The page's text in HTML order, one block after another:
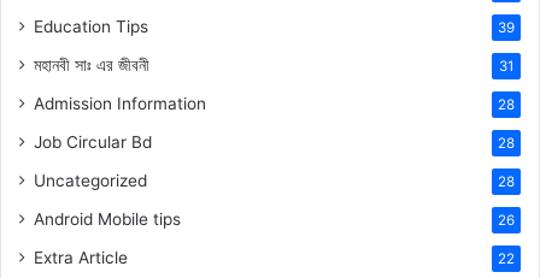
Education Tips 39
মহানবী সাঃ এর জীবনী 31
Admission Information 28
Job Circular Bd 28
Uncategorized 28
Android Mobile tips 26
Extra Article 22